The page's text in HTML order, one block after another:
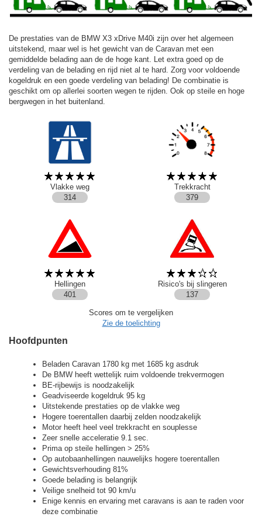
De prestaties van de BMW X3 xDrive M40i zijn over het algemeen
uitstekend, maar wel is het gewicht van de Caravan met een
gemiddelde belading aan de de hoge kant. Let extra goed op de
verdeling van de belading en rijd niet al te hard. Zorg voor voldoende
kogeldruk en een goede verdeling van belading! De combinatie is
geschikt om op allerlei soorten wegen te rijden. Ook op steile en hoge
bergwegen in het buitenland.
Vlakke weg
Trekkracht
314
379
Hellingen
Risico's bij slingeren
401
137
Scores om te vergelijken
Zie de toelichting
Hoofdpunten
Beladen Caravan 1780 kg met 1685 kg asdruk
De BMW heeft wettelijk ruim voldoende trekvermogen
BE-rijbewijs is noodzakelijk
Geadviseerde kogeldruk 95 kg
Uitstekende prestaties op de vlakke weg
Hogere toerentallen daarbij zelden noodzakelijk
Motor heeft heel veel trekkracht en souplesse
Zeer snelle acceleratie 9.1 sec.
Prima op steile hellingen > 25%
Op autobaanhellingen nauwelijks hogere toerentallen
Gewichtsverhouding 81%
Goede belading is belangrijk
Veilige snelheid tot 90 km/u
Enige kennis en ervaring met caravans is aan te raden voor
deze combinatie